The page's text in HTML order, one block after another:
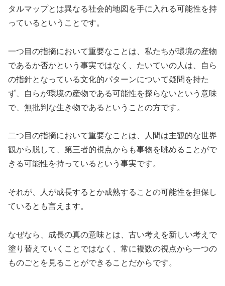
タルマップとは異なる社会的地図を手に入れる可能性を持
っているということです。
一つ目の指摘において重要なことは、私たちが環境の産物
であるか否かという事実ではなく、たいていの人は、自ら
の指針となっている文化的パターンについて疑問を持た
ず、自らが環境の産物である可能性を探らないという意味
で、無批判な生き物であるということの方です。
二つ目の指摘において重要なことは、人間は主観的な世界
観から脱して、第三者的視点からも事物を眺めることがで
きる可能性を持っているという事実です。
それが、人が成長するとか成熟することの可能性を担保し
ているとも言えます。
なぜなら、成長の真の意味とは、古い考えを新しい考えで
塗り替えていくことではなく、常に複数の視点から一つの
ものごとを見ることができることだからです。